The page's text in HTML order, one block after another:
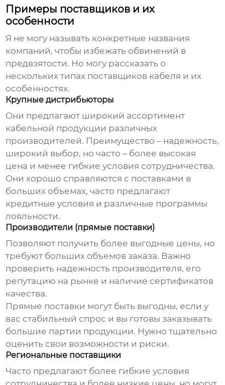
Примеры поставщиков и их
особенности
Я не могу называть конкретные названия
компаний, чтобы избежать обвинений в
предвзятости. Но могу рассказать о
нескольких типах поставщиков кабеля и их
особенностях.
Крупные дистрибьюторы
Они предлагают широкий ассортимент
кабельной продукции различных
производителей. Преимущество – надежность,
широкий выбор, но часто – более высокая
цена и менее гибкие условия сотрудничества.
Они хорошо справляются с поставками в
больших объемах, часто предлагают
кредитные условия и различные программы
лояльности.
Производители (прямые поставки)
Позволяют получить более выгодные цены, но
требуют больших объемов заказа. Важно
проверить надежность производителя, его
репутацию на рынке и наличие сертификатов
качества.
Прямые поставки могут быть выгодны, если у
вас стабильный спрос и вы готовы заказывать
большие партии продукции. Нужно тщательно
оценить свои возможности и риски.
Региональные поставщики
Часто предлагают более гибкие условия